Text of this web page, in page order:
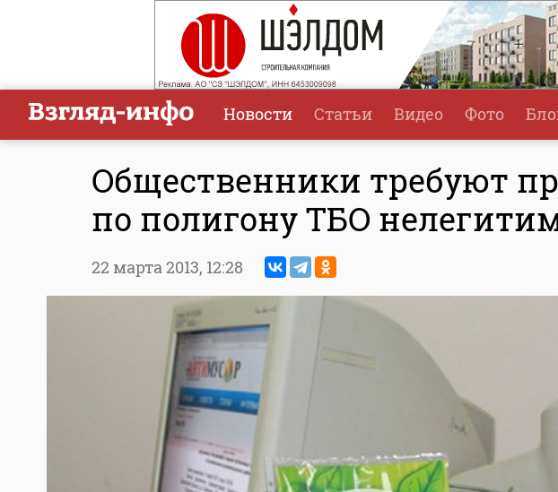
Новости Статьи Видео Фото
Общественники требуют
по полигону ТБО
22 марта 2013, 12:28